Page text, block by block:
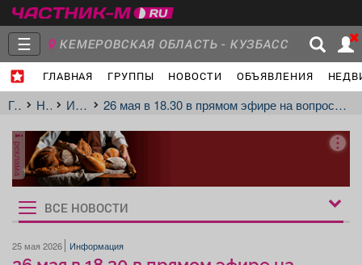
☰ КЕМЕРОВСКАЯ ОБЛАСТЬ - КУЗБАСС
ГЛАВНАЯ ГРУППЫ НОВОСТИ ОБЪЯВЛЕНИЯ
Главная
Группы
Объявления Недвижимость Услуги
ГлавнаяНовостиИнформация26 мая в 18.30 в прямом эфире на вопросы горожан ответит руководитель администрации Новоильинского района Андрей Васильевич Токарев.
реклама
Рукбрики
новостей
ВСЕ НОВОСТИ
25 мая 2026 Информация